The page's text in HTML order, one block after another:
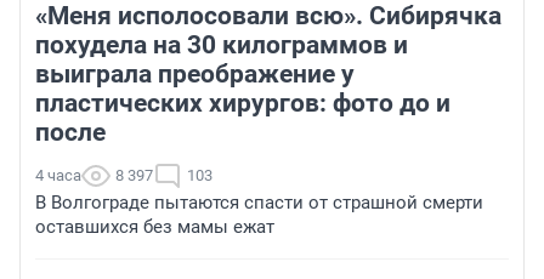
«Меня исполосовали всю». Сибирячка
похудела на 30 килограммов и
выиграла преображение у
пластических хирургов: фото до и
после
4 часа 8 397 103
В Волгограде пытаются спасти от страшной смерти
оставшихся без мамы ежат